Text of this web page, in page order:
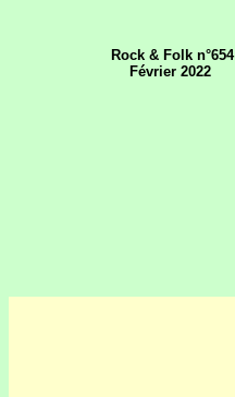
Rock & Folk n°654
Février 2022